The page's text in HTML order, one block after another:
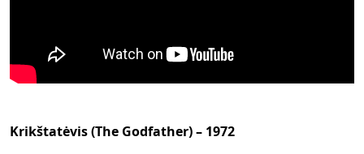
Krikštatėvis (The Godfather) – 1972